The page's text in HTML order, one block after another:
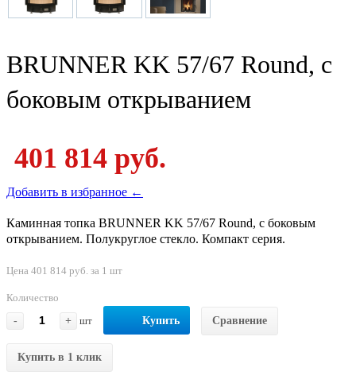
BRUNNER KK 57/67 Round, с
боковым открыванием
401 814 руб.
Добавить в избранное ←
Каминная топка BRUNNER KK 57/67 Round, с боковым
открыванием. Полукруглое стекло. Компакт серия.
Цена 401 814 руб. за 1 шт
Количество
-
+ шт Купить Сравнение
Купить в 1 клик